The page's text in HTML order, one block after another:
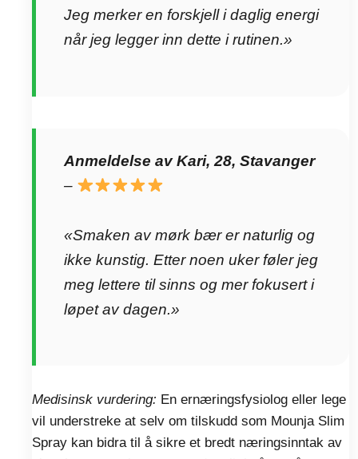
Jeg merker en forskjell i daglig energi
når jeg legger inn dette i rutinen.»
Anmeldelse av Kari, 28, Stavanger
–
«Smaken av mørk bær er naturlig og
ikke kunstig. Etter noen uker føler jeg
meg lettere til sinns og mer fokusert i
løpet av dagen.»
Medisinsk vurdering: En ernæringsfysiolog eller lege
vil understreke at selv om tilskudd som Mounja Slim
Spray kan bidra til å sikre et bredt næringsinntak av